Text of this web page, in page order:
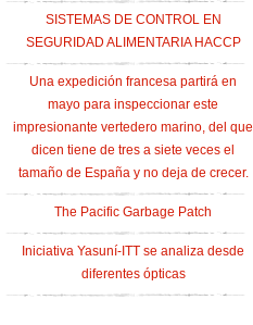
SISTEMAS DE CONTROL EN
SEGURIDAD ALIMENTARIA HACCP
Una expedición francesa partirá en
mayo para inspeccionar este
impresionante vertedero marino, del que
dicen tiene de tres a siete veces el
tamaño de España y no deja de crecer.
The Pacific Garbage Patch
Iniciativa Yasuní-ITT se analiza desde
diferentes ópticas